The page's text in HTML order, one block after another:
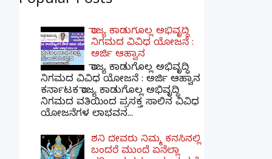
ರಾಜ್ಯ ಕಾಡುಗೊಲ್ಲ ಅಭಿವೃದ್ಧಿ
ನಿಗಮದ ವಿವಿಧ ಯೋಜನೆ :
ಅರ್ಜಿ ಆಹ್ವಾನ
ರಾಜ್ಯ ಕಾಡುಗೊಲ್ಲ ಅಭಿವೃದ್ಧಿ
ನಿಗಮದ ವಿವಿಧ ಯೋಜನೆ : ಅರ್ಜಿ ಆಹ್ವಾನ
ಕರ್ನಾಟಕ ರಾಜ್ಯ ಕಾಡುಗೊಲ್ಲ ಅಭಿವೃದ್ಧಿ
ನಿಗಮದ ವತಿಯಿಂದ ಪ್ರಸಕ್ತ ಸಾಲಿನ ವಿವಿಧ
ಯೋಜನೆಗಳ ಲಾಭವನ...
ಶನಿ ದೇವರು ನಿಮ್ಮ ಕನಸಿನಲ್ಲಿ
ಬಂದರೆ ಮುಂದೆ ಏನೆಲ್ಲಾ